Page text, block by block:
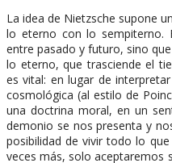
La idea de Nietzsche supone
lo eterno con lo sempiterno.
entre pasado y futuro, sino
lo eterno, que trasciende el
es vital: en lugar de
cosmológica (al estilo de
una doctrina moral, en un
demonio se nos presenta y
posibilidad de vivir todo lo
veces más, solo aceptaremos